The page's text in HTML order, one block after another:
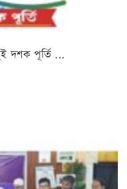
দশক পূর্তি ...